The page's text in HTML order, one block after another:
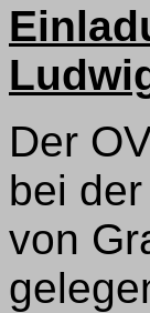
Der
bei
von